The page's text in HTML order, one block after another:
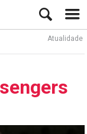
Atualidade